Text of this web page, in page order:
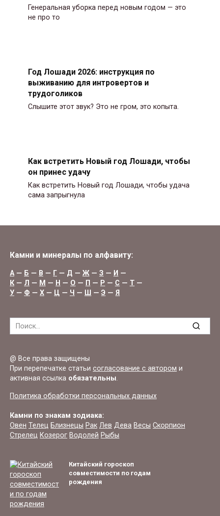
Генеральная уборка перед новым годом — это
не про то
Год Лошади 2026: инструкция по
выживанию для интровертов и
трудоголиков
Слышите этот звук? Это не гром, это копыта.
Как встретить Новый год Лошади, чтобы
он принес удачу
Как встретить Новый год Лошади, чтобы удача
сама запрыгнула
Камни и минералы по алфавиту:
А— Б — В — Г — Д — Ж — З — И —
К — Л — М — Н — О — П — Р — С — Т —
У — Ф — Х — Ц — Ч — Ш — Э — Я
Search
@ Все права защищены
При перепечатке статьи согласование с автором и
активная ссылка обязательны.
Политика обработки персональных данных
Камни по знакам зодиака:
Овен Телец Близнецы Рак Лев Дева Весы Скорпион
Стрелец Козерог Водолей Рыбы
Китайский гороскоп
совместимости по годам
рождения